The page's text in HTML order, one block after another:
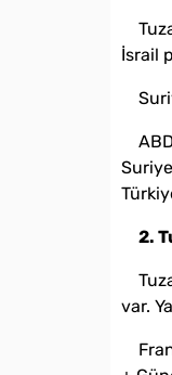
İsrail
2.
var.